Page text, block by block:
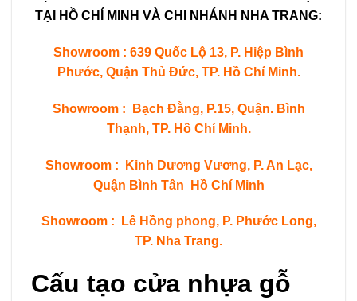
TẠI HỒ CHÍ MINH VÀ CHI NHÁNH NHA TRANG:
Showroom : 639 Quốc Lộ 13, P. Hiệp Bình
Phước, Quận Thủ Đức, TP. Hồ Chí Minh.
Showroom : Bạch Đằng, P.15, Quận. Bình
Thạnh, TP. Hồ Chí Minh.
Showroom : Kinh Dương Vương, P. An Lạc,
Quận Bình Tân Hồ Chí Minh
Showroom : Lê Hồng phong, P. Phước Long,
TP. Nha Trang.
Cấu tạo cửa nhựa gỗ